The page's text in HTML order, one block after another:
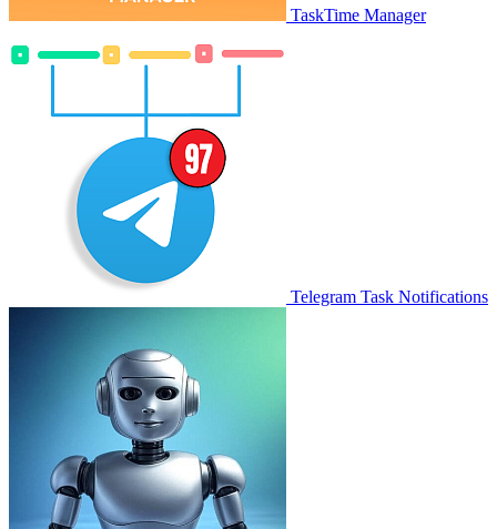
TaskTime Manager
Telegram Task Notifications